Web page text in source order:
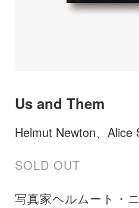
Us and Them
Helmut Newton、Alice
SOLD OUT
写真家ヘルムート・ニ